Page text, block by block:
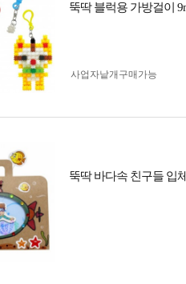
뚝딱 블럭용 가방걸이
사업자 낱개구매가능
뚝딱 바다속 친구들 입